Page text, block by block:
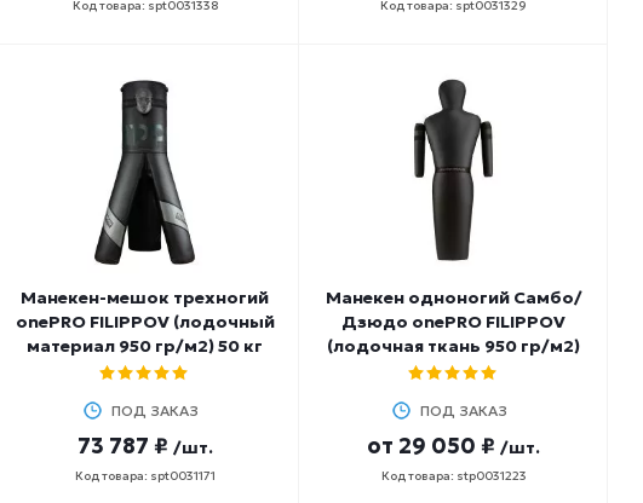
Код товара: spt0031338 Код товара: spt0031329
Манекен-мешок трехногий
onePRO FILIPPOV (лодочный
материал 950 гр/м2) 50 кг
ПОД ЗАКАЗ
73 787 ₽ /шт.
Код товара: spt0031171
Манекен одноногий Самбо/
Дзюдо onePRO FILIPPOV
(лодочная ткань 950 гр/м2)
ПОД ЗАКАЗ
от 29 050 ₽ /шт.
Код товара: stp0031223